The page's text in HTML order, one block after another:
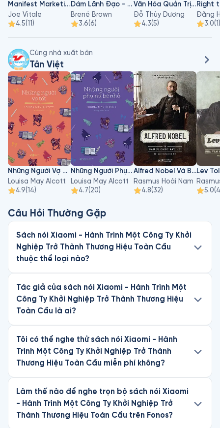
Manifest Marketing
Joe Vitale
4.5(11)
Dám Lãnh Đạo - Dare To Lead
Brené Brown
3.6(6)
Văn Hóa Quản Trị Chất Việt
Đỗ Thùy Dương
4.3(5)
Đặng
3.0(1)
Cùng nhà xuất bản
Tân Việt
Những Người Vợ Tốt
Louisa May Alcott
4.9(14)
Những Người Phụ Nữ Bé Nhỏ
Louisa May Alcott
4.7(20)
Alfred Nobel Và Bản Di Chúc Bất Hủ
Rasmus Hoài Nam
4.8(32)
5.0(4
Câu Hỏi Thường Gặp
Sách nói Xiaomi - Hành Trình Một Công Ty Khởi
Nghiệp Trở Thành Thương Hiệu Toàn Cầu
thuộc thể loại nào?
Tác giả của sách nói Xiaomi - Hành Trình Một
Công Ty Khởi Nghiệp Trở Thành Thương Hiệu
Toàn Cầu là ai?
Tôi có thể nghe thử sách nói Xiaomi - Hành
Trình Một Công Ty Khởi Nghiệp Trở Thành
Thương Hiệu Toàn Cầu miễn phí không?
Làm thế nào để nghe trọn bộ sách nói Xiaomi
- Hành Trình Một Công Ty Khởi Nghiệp Trở
Thành Thương Hiệu Toàn Cầu trên Fonos?